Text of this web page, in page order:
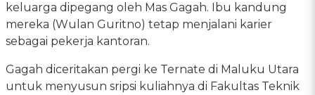
keluarga dipegang oleh Mas Gagah. Ibu kandung
mereka (Wulan Guritno) tetap menjalani karier
sebagai pekerja kantoran.
Gagah diceritakan pergi ke Ternate di Maluku Utara
untuk menyusun sripsi kuliahnya di Fakultas Teknik